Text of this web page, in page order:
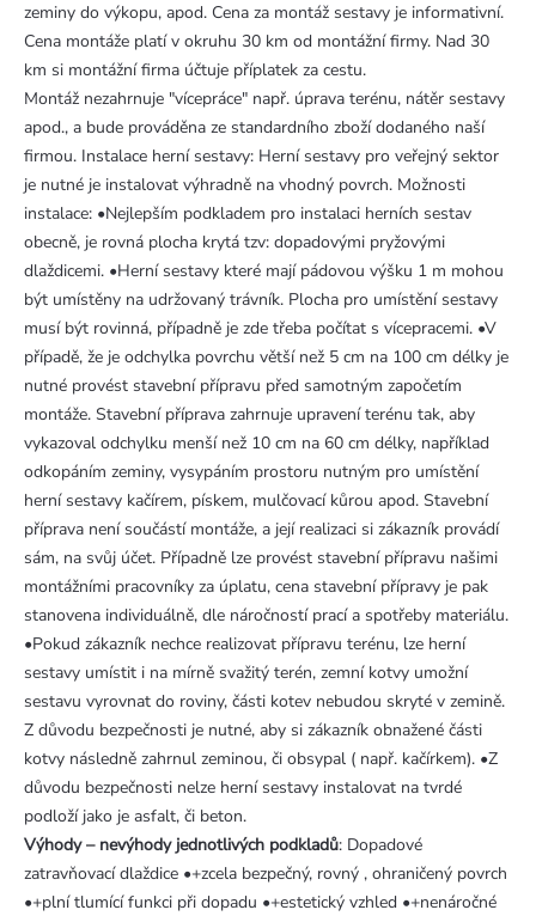
zeminy do výkopu, apod. Cena za montáž sestavy je informativní.
Cena montáže platí v okruhu 30 km od montážní firmy. Nad 30
km si montážní firma účtuje příplatek za cestu.
Montáž nezahrnuje "vícepráce" např. úprava terénu, nátěr sestavy
apod., a bude prováděna ze standardního zboží dodaného naší
firmou. Instalace herní sestavy: Herní sestavy pro veřejný sektor
je nutné je instalovat výhradně na vhodný povrch. Možnosti
instalace: •Nejlepším podkladem pro instalaci herních sestav
obecně, je rovná plocha krytá tzv: dopadovými pryžovými
dlaždicemi. •Herní sestavy které mají pádovou výšku 1 m mohou
být umístěny na udržovaný trávník. Plocha pro umístění sestavy
musí být rovinná, případně je zde třeba počítat s vícepracemi. •V
případě, že je odchylka povrchu větší než 5 cm na 100 cm délky je
nutné provést stavební přípravu před samotným započetím
montáže. Stavební příprava zahrnuje upravení terénu tak, aby
vykazoval odchylku menší než 10 cm na 60 cm délky, například
odkopáním zeminy, vysypáním prostoru nutným pro umístění
herní sestavy kačírem, pískem, mulčovací kůrou apod. Stavební
příprava není součástí montáže, a její realizaci si zákazník provádí
sám, na svůj účet. Případně lze provést stavební přípravu našimi
montážními pracovníky za úplatu, cena stavební přípravy je pak
stanovena individuálně, dle náročností prací a spotřeby materiálu.
•Pokud zákazník nechce realizovat přípravu terénu, lze herní
sestavy umístit i na mírně svažitý terén, zemní kotvy umožní
sestavu vyrovnat do roviny, části kotev nebudou skryté v zemině.
Z důvodu bezpečnosti je nutné, aby si zákazník obnažené části
kotvy následně zahrnul zeminou, či obsypal ( např. kačírkem). •Z
důvodu bezpečnosti nelze herní sestavy instalovat na tvrdé
podloží jako je asfalt, či beton.
Výhody – nevýhody jednotlivých podkladů: Dopadové
zatravňovací dlaždice •+zcela bezpečný, rovný , ohraničený povrch
•+plní tlumící funkci při dopadu •+estetický vzhled •+nenáročné